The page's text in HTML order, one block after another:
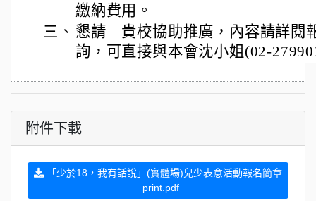
繳納費用。
三、 懇請 貴校協助推廣，內容請詳閱
詢，可直接與本會沈小姐(02-
附件下載
「少於18，我有話說」(實體場)兒少表意活動報名簡章
_print.pdf